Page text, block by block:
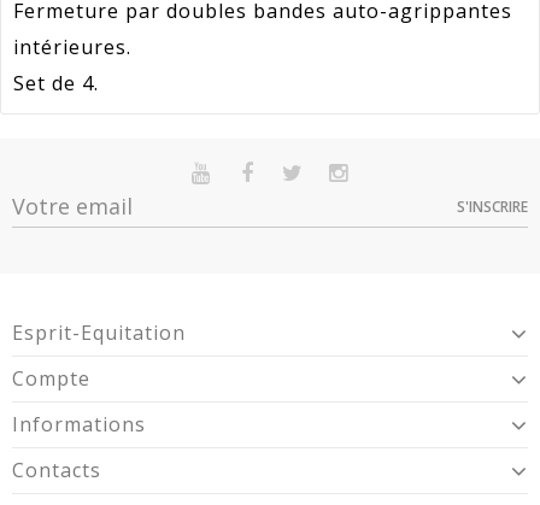
Fermeture par doubles bandes auto-agrippantes
intérieures.
Set de 4.
Garantie
Sur commande Indisponible
Option
Dispo
S'INSCRIRE
Esprit-Equitation
Compte
Informations
Contacts